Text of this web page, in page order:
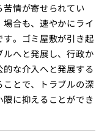
情が寄せられてい
合も、速やかにライ
。ゴミ屋敷が引き起
へと発展し、行政か
な介入へと発展する
とで、トラブルの深
に抑えることができ